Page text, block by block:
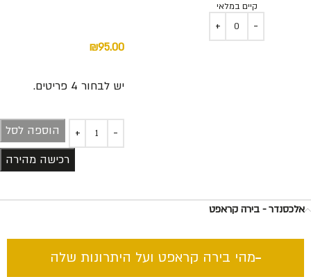
קיים במלאי
₪95.00
יש לבחור ⁦4⁩ פריטים.⁦⁩
הוספה לסל
רכישה מהירה
אלכסנדר - בירה קראפט
מהי בירה קראפט ועל היתרונות שלה​